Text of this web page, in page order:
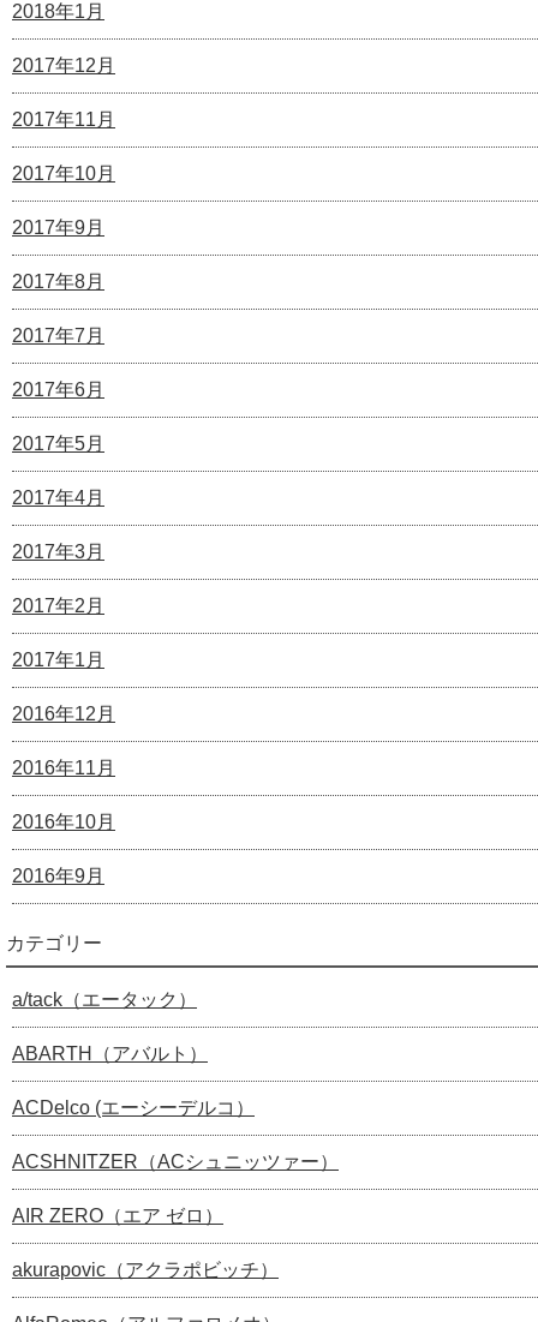
2018年1月
2017年12月
2017年11月
2017年10月
2017年9月
2017年8月
2017年7月
2017年6月
2017年5月
2017年4月
2017年3月
2017年2月
2017年1月
2016年12月
2016年11月
2016年10月
2016年9月
カテゴリー
a/tack（エータック）
ABARTH（アバルト）
ACDelco (エーシーデルコ）
ACSHNITZER（ACシュニッツァー）
AIR ZERO（エア ゼロ）
akurapovic（アクラポビッチ）